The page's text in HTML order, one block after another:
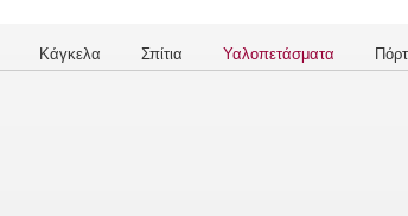
Κάγκελα Σπίτια Υαλοπετάσματα